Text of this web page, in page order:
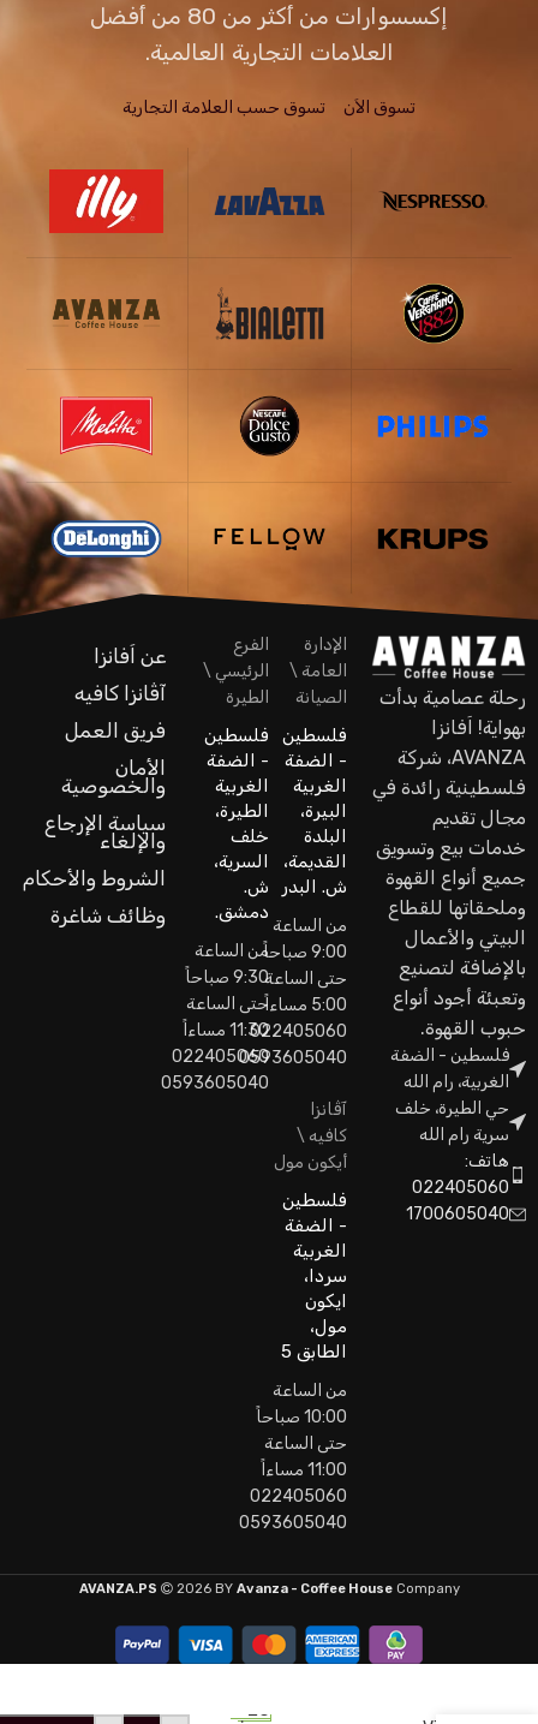
إكسسوارات من أكثر من 80 من أفضل
العلامات التجارية العالمية.
تسوق الاَن تسوق حسب العلامة التجارية
رحلة عصامية بدأت
بهواية! اَفانزا
AVANZA، شركة
فلسطينية رائدة في
مجال تقديم
خدمات بيع وتسويق
جميع أنواع القهوة
وملحقاتها للقطاع
البيتي والأعمال
بالإضافة لتصنيع
وتعبئة أجود أنواع
حبوب القهوة.
فلسطين - الضفة
الغربية، رام الله
حي الطيرة، خلف
سرية رام الله
هاتف:
022405060
1700605040
الإدارة
العامة \
الصيانة
فلسطين
- الضفة
الغربية
البيرة،
البلدة
القديمة،
ش. البدر
من الساعة
9:00 صباحاً
حتى الساعة
5:00 مساءاً
022405060
0593605040
الفرع
الرئيسي \
الطيرة
فلسطين
- الضفة
الغربية
الطيرة،
خلف
السرية،
ش.
دمشق.
من الساعة
9:30 صباحاً
حتى الساعة
11:30 مساءاً
022405060
0593605040
آڤانزا
كافيه \
أيكون مول
فلسطين
- الضفة
الغربية
سردا،
ايكون
مول،
الطابق 5
من الساعة
10:00 صباحاً
حتى الساعة
11:00 مساءاً
0593605040
عن اَفانزا
آڤانزا كافيه
فريق العمل
الأمان
والخصوصية
سياسة الإرجاع
والإلغاء
الشروط والأحكام
وظائف شاغرة
AVANZA.PS 2026 BY Avanza - Coffee HouseCompany
26